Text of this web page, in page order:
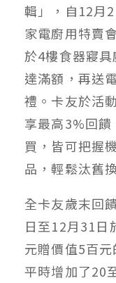
輯」，自12月
家電廚用特賣
於4樓食器寢
達滿額，再送
禮。卡友於活
享最高3%回
買，皆可把握
品，輕鬆汰舊
全卡友歲末回
日至12月31日
元贈價值5百
平時增加了20